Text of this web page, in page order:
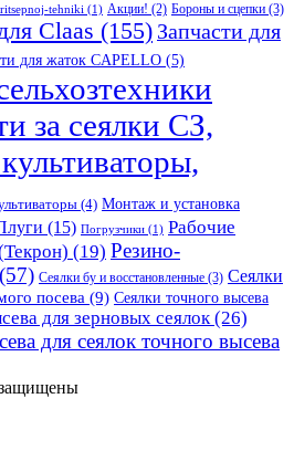
tehniki (1) Акции! (2) Бороны и сцепки (3)
Claas (155) Запчасти для
для жаток CAPELLO (5)
за сеялки СЗ,
(4) Монтаж и установка
(15) Погрузчики (1) Рабочие
(19) Резино-
(57) Сеялки бу и восстановленные (3) Сеялки
посева (9) Сеялки точного высева
для зерновых сеялок(26)
для сеялок точного высева